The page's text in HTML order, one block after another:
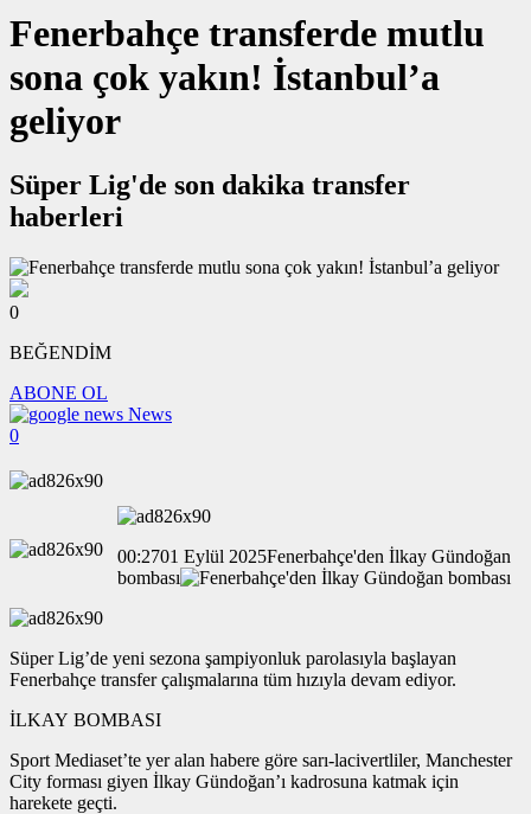
Fenerbahçe transferde mutlu
sona çok yakın! İstanbul’a
geliyor
Süper Lig'de son dakika transfer
haberleri
0
BEĞENDİM
ABONE OL
News
0
00:2701 Eylül 2025Fenerbahçe'den İlkay Gündoğan
bombası
Süper Lig’de yeni sezona şampiyonluk parolasıyla başlayan
Fenerbahçe transfer çalışmalarına tüm hızıyla devam ediyor.
İLKAY BOMBASI
Sport Mediaset’te yer alan habere göre sarı-lacivertliler, Manchester
City forması giyen İlkay Gündoğan’ı kadrosuna katmak için
harekete geçti.